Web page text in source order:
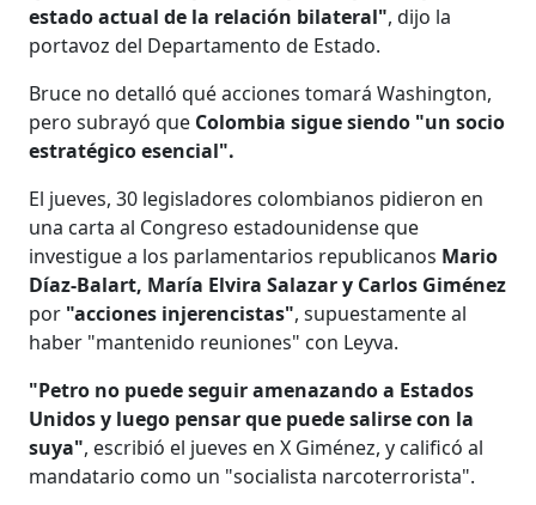
estado actual de la relación bilateral", dijo la
portavoz del Departamento de Estado.
Bruce no detalló qué acciones tomará Washington,
pero subrayó que Colombia sigue siendo "un socio
estratégico esencial".
El jueves, 30 legisladores colombianos pidieron en
una carta al Congreso estadounidense que
investigue a los parlamentarios republicanos Mario
Díaz-Balart, María Elvira Salazar y Carlos Giménez
por "acciones injerencistas", supuestamente al
haber "mantenido reuniones" con Leyva.
"Petro no puede seguir amenazando a Estados
Unidos y luego pensar que puede salirse con la
suya", escribió el jueves en X Giménez, y calificó al
mandatario como un "socialista narcoterrorista".